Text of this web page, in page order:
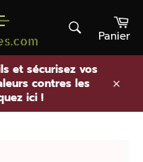
Rechercher
Panier
et sécurisez vos
contres les
ici !